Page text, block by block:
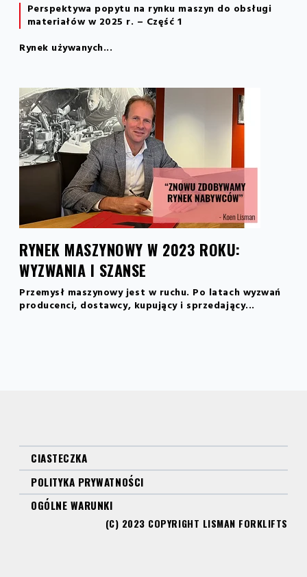
Perspektywa popytu na rynku maszyn do obsługi
materiałów w 2025 r. – Część 1
Rynek używanych...
RYNEK MASZYNOWY W 2023 ROKU:
WYZWANIA I SZANSE
Przemysł maszynowy jest w ruchu. Po latach wyzwań
producenci, dostawcy, kupujący i sprzedający...
CIASTECZKA
POLITYKA PRYWATNOŚCI
OGÓLNE WARUNKI
(C) 2023 COPYRIGHT LISMAN FORKLIFTS